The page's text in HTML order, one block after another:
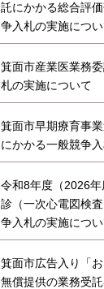
託にかかる総合評
争入札の実施につ
箕面市産業医業務
札の実施について
箕面市早期療育事
にかかる一般競争
令和8年度（2026
診（一次心電図検
争入札の実施につ
箕面市広告入り「
無償提供の業務受